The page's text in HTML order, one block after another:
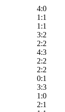
4:0
1:1
1:1
3:2
2:2
4:3
2:2
2:2
0:1
3:3
1:0
2:1